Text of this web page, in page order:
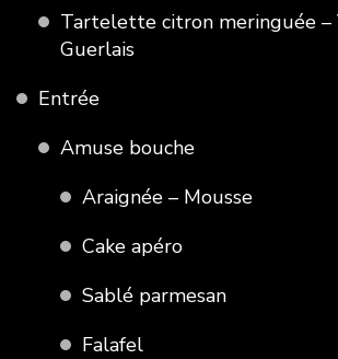
Tartelette citron meringuée –
Guerlais
Entrée
Amuse bouche
Araignée – Mousse
Cake apéro
Sablé parmesan
Falafel